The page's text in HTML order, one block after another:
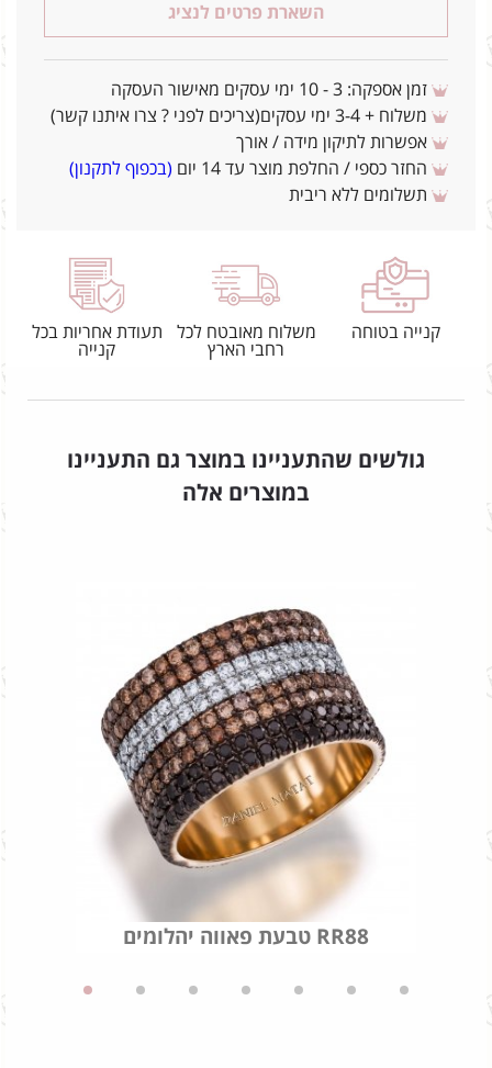
השארת פרטים לנציג
זמן אספקה: 3 - 10 ימי עסקים מאישור העסקה
משלוח + 3-4 ימי עסקים(צריכים לפני ? צרו איתנו קשר)
אפשרות לתיקון מידה / אורך
החזר כספי / החלפת מוצר עד 14 יום
(בכפוף לתקנון)
תשלומים ללא ריבית
קנייה בטוחה
משלוח מאובטח לכל
רחבי הארץ
תעודת אחריות בכל
קנייה
גולשים שהתעניינו במוצר גם התעניינו
במוצרים אלה
טבעת פאווה יהלומים RR88